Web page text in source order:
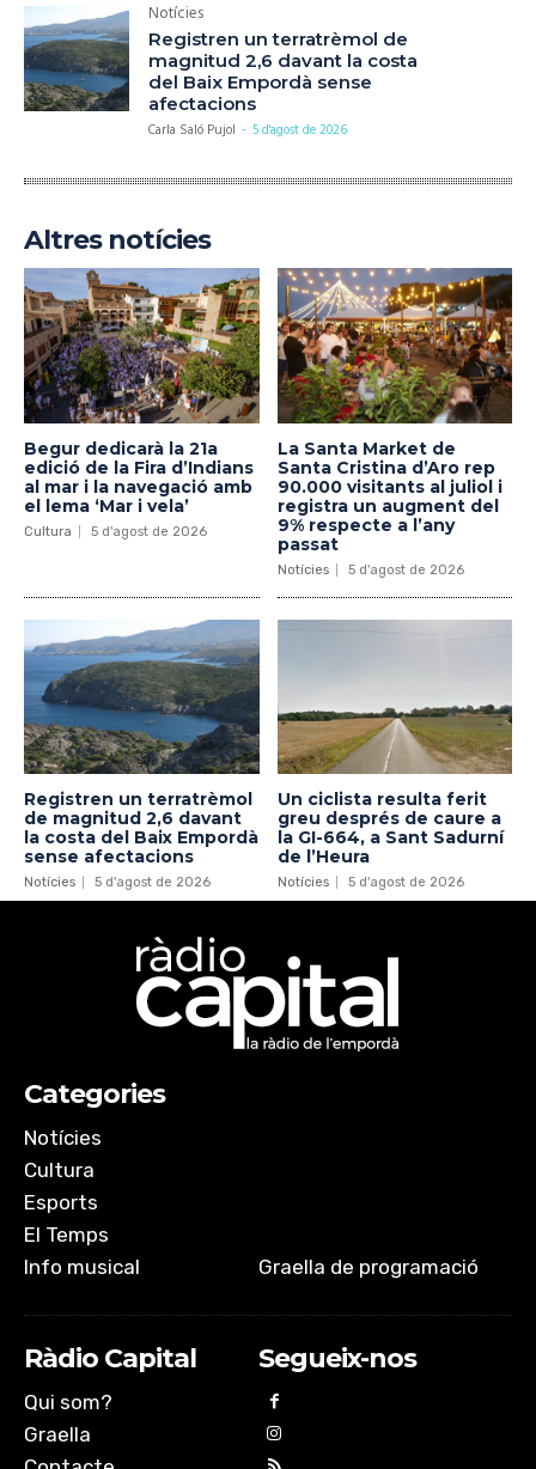
Notícies
Registren un terratrèmol de
magnitud 2,6 davant la costa
del Baix Empordà sense
afectacions
Carla Saló Pujol - 5 d'agost de 2026
Altres notícies
Begur dedicarà la 21a
edició de la Fira d’Indians
al mar i la navegació amb
el lema ‘Mar i vela’
Cultura 5 d'agost de 2026
La Santa Market de
Santa Cristina d’Aro rep
90.000 visitants al juliol i
registra un augment del
9% respecte a l’any
passat
Notícies 5 d'agost de 2026
Registren un terratrèmol
de magnitud 2,6 davant
la costa del Baix Empordà
sense afectacions
Notícies 5 d'agost de 2026
Un ciclista resulta ferit
greu després de caure a
la GI-664, a Sant Sadurní
de l’Heura
Notícies 5 d'agost de 2026
Categories
Notícies
Cultura
Esports
El Temps
Info musical
Graella de programació
Ràdio Capital
Qui som?
Graella
Segueix-nos